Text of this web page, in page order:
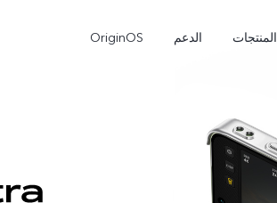
المنتجات الدعم OriginOS